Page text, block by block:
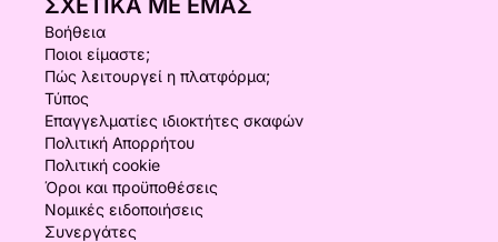
ΣΧΕΤΙΚΆ ΜΕ ΕΜΆΣ
Βοήθεια
Ποιοι είμαστε;
Πώς λειτουργεί η πλατφόρμα;
Τύπος
Επαγγελματίες ιδιοκτήτες σκαφών
Πολιτική Απορρήτου
Πολιτική cookie
Όροι και προϋποθέσεις
Νομικές ειδοποιήσεις
Συνεργάτες